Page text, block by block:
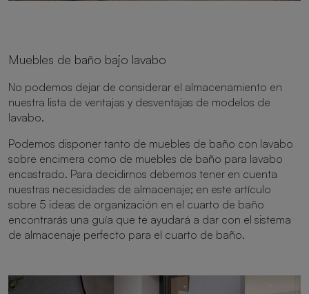
Muebles de baño bajo lavabo
No podemos dejar de considerar el almacenamiento en
nuestra lista de ventajas y desventajas de modelos de
lavabo.
Podemos disponer tanto de muebles de baño con lavabo
sobre encimera como de muebles de baño para lavabo
encastrado. Para decidirnos debemos tener en cuenta
nuestras necesidades de almacenaje; en este artículo
sobre 5 ideas de organización en el cuarto de baño
encontrarás una guía que te ayudará a dar con el sistema
de almacenaje perfecto para el cuarto de baño.